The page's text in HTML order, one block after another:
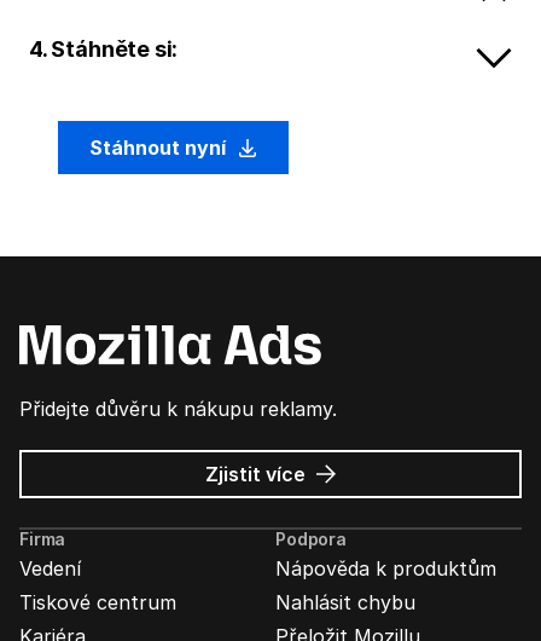
4. Stáhněte si:
Stáhnout nyní
Přidejte důvěru k nákupu reklamy.
Zjistit více o
Mozilla
Ads
Firma
Vedení
Tiskové centrum
Kariéra
Podpora
Nápověda k produktům
Nahlásit chybu
Přeložit Mozillu